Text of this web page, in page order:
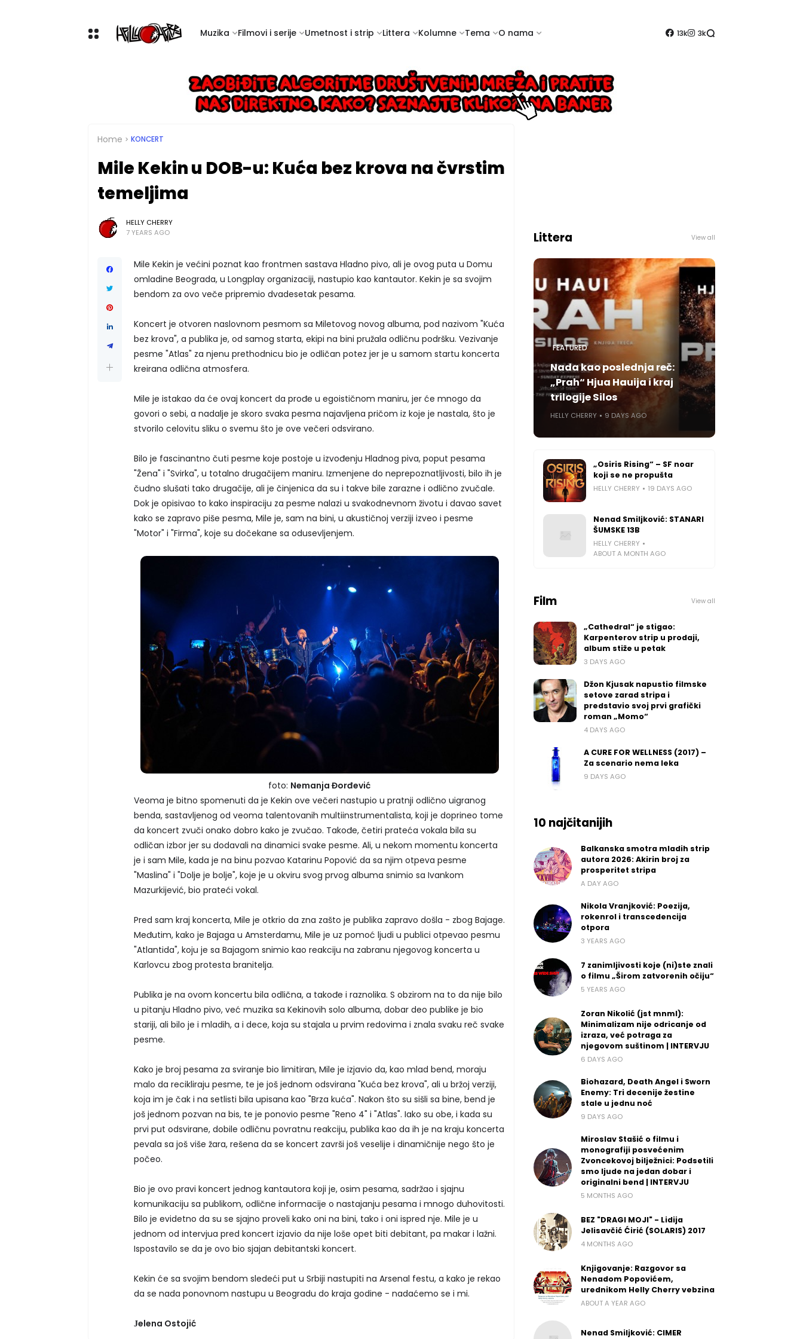
Muzika Filmovi i serije Umetnost i strip Littera Kolumne Tema O nama 13k 3k
Home KONCERT
Mile Kekin u DOB-u: Kuća bez krova na čvrstim
temeljima
HELLY CHERRY
7 YEARS AGO
Mile Kekin je većini poznat kao frontmen sastava Hladno pivo, ali je ovog puta u Domu
omladine Beograda, u Longplay organizaciji, nastupio kao kantautor. Kekin je sa svojim
bendom za ovo veče pripremio dvadesetak pesama.
Koncert je otvoren naslovnom pesmom sa Miletovog novog albuma, pod nazivom "Kuća
bez krova", a publika je, od samog starta, ekipi na bini pružala odličnu podršku. Vezivanje
pesme "Atlas" za njenu prethodnicu bio je odličan potez jer je u samom startu koncerta
kreirana odlična atmosfera.
Mile je istakao da će ovaj koncert da prođe u egoističnom maniru, jer će mnogo da
govori o sebi, a nadalje je skoro svaka pesma najavljena pričom iz koje je nastala, što je
stvorilo celovitu sliku o svemu što je ove večeri odsvirano.
Bilo je fascinantno čuti pesme koje postoje u izvođenju Hladnog piva, poput pesama
"Žena" i "Svirka", u totalno drugačijem maniru. Izmenjene do neprepoznatljivosti, bilo ih je
čudno slušati tako drugačije, ali je činjenica da su i takve bile zarazne i odlično zvučale.
Dok je opisivao to kako inspiraciju za pesme nalazi u svakodnevnom životu i davao savet
kako se zapravo piše pesma, Mile je, sam na bini, u akustičnoj verziji izveo i pesme
"Motor" i "Firma", koje su dočekane sa odusevljenjem.
foto: Nemanja Đorđević
Veoma je bitno spomenuti da je Kekin ove večeri nastupio u pratnji odlično uigranog
benda, sastavljenog od veoma talentovanih multiinstrumentalista, koji je doprineo tome
da koncert zvuči onako dobro kako je zvučao. Takođe, četiri prateća vokala bila su
odličan izbor jer su dodavali na dinamici svake pesme. Ali, u nekom momentu koncerta
je i sam Mile, kada je na binu pozvao Katarinu Popović da sa njim otpeva pesme
"Maslina" i "Dolje je bolje", koje je u okviru svog prvog albuma snimio sa Ivankom
Mazurkijević, bio prateći vokal.
Pred sam kraj koncerta, Mile je otkrio da zna zašto je publika zapravo došla - zbog Bajage.
Međutim, kako je Bajaga u Amsterdamu, Mile je uz pomoć ljudi u publici otpevao pesmu
"Atlantida", koju je sa Bajagom snimio kao reakciju na zabranu njegovog koncerta u
Karlovcu zbog protesta branitelja.
Publika je na ovom koncertu bila odlična, a takođe i raznolika. S obzirom na to da nije bilo
u pitanju Hladno pivo, već muzika sa Kekinovih solo albuma, dobar deo publike je bio
stariji, ali bilo je i mladih, a i dece, koja su stajala u prvim redovima i znala svaku reč svake
pesme.
Kako je broj pesama za sviranje bio limitiran, Mile je izjavio da, kao mlad bend, moraju
malo da recikliraju pesme, te je još jednom odsvirana "Kuća bez krova", ali u bržoj verziji,
koja im je čak i na setlisti bila upisana kao "Brza kuća". Nakon što su sišli sa bine, bend je
još jednom pozvan na bis, te je ponovio pesme "Reno 4" i "Atlas". Iako su obe, i kada su
prvi put odsvirane, dobile odličnu povratnu reakciju, publika kao da ih je na kraju koncerta
pevala sa još više žara, rešena da se koncert završi još veselije i dinamičnije nego što je
počeo.
Bio je ovo pravi koncert jednog kantautora koji je, osim pesama, sadržao i sjajnu
komunikaciju sa publikom, odlične informacije o nastajanju pesama i mnogo duhovitosti.
Bilo je evidetno da su se sjajno proveli kako oni na bini, tako i oni ispred nje. Mile je u
jednom od intervjua pred koncert izjavio da nije loše opet biti debitant, pa makar i lažni.
Ispostavilo se da je ovo bio sjajan debitantski koncert.
Kekin će sa svojim bendom sledeći put u Srbiji nastupiti na Arsenal festu, a kako je rekao
da se nada ponovnom nastupu u Beogradu do kraja godine - nadaćemo se i mi.
Јelena Ostojić
Littera View all
FEATURED
Nada kao poslednja reč:
„Prah“ Hjua Hauija i kraj
trilogije Silos
HELLY CHERRY 9 DAYS AGO
„Osiris Rising“ – SF noar
koji se ne propušta
HELLY CHERRY 19 DAYS AGO
Nenad Smiljković: STANARI
ŠUMSKE 13B
HELLY CHERRY
ABOUT A MONTH AGO
Film View all
„Cathedral“ je stigao:
Karpenterov strip u prodaji,
album stiže u petak
3 DAYS AGO
Džon Kjusak napustio filmske
setove zarad stripa i
predstavio svoj prvi grafički
roman „Momo“
4 DAYS AGO
A CURE FOR WELLNESS (2017) –
Za scenario nema leka
9 DAYS AGO
10 najčitanijih
Balkanska smotra mladih strip
autora 2026: Akirin broj za
prosperitet stripa
A DAY AGO
Nikola Vranjković: Poezija,
rokenrol i transcedencija
otpora
3 YEARS AGO
7 zanimljivosti koje (ni)ste znali
o filmu „Širom zatvorenih očiju“
5 YEARS AGO
Zoran Nikolić (jst mnml):
Minimalizam nije odricanje od
izraza, već potraga za
njegovom suštinom | INTERVJU
6 DAYS AGO
Biohazard, Death Angel i Sworn
Enemy: Tri decenije žestine
stale u jednu noć
9 DAYS AGO
Miroslav Stašić o filmu i
monografiji posvećenim
Zvoncekovoj bilježnici: Podsetili
smo ljude na jedan dobar i
originalni bend | INTERVJU
5 MONTHS AGO
BEZ "DRAGI MOJI" - Lidija
Jelisavčić Ćirić (SOLARIS) 2017
4 MONTHS AGO
Knjigovanje: Razgovor sa
Nenadom Popovićem,
urednikom Helly Cherry vebzina
ABOUT A YEAR AGO
Nenad Smiljković: CIMER